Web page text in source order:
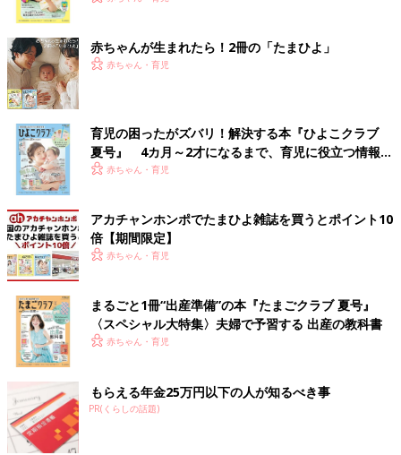
赤ちゃんが生まれたら！2冊の「たまひよ」
赤ちゃん・育児
育児の困ったがズバリ！解決する本『ひよこクラブ
夏号』 4カ月～2才になるまで、育児に役立つ情報が
いっぱい！
赤ちゃん・育児
アカチャンホンポでたまひよ雑誌を買うとポイント10
倍【期間限定】
赤ちゃん・育児
まるごと1冊“出産準備”の本『たまごクラブ 夏号』
〈スペシャル大特集〉夫婦で予習する 出産の教科書
赤ちゃん・育児
もらえる年金25万円以下の人が知るべき事
PR(くらしの話題)